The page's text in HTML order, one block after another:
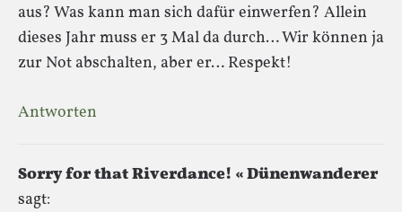
aus? Was kann man sich dafür einwerfen? Allein
dieses Jahr muss er 3 Mal da durch… Wir können ja
zur Not abschalten, aber er… Respekt!
Antworten
Sorry for that Riverdance! « Dünenwanderer
sagt: